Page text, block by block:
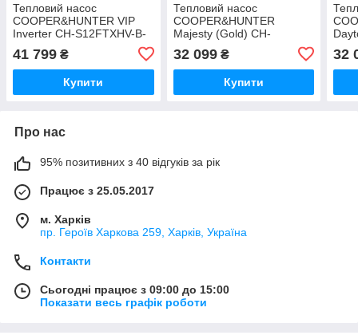
Тепловий насос
COOPER&HUNTER VIP
Inverter CH-S12FTXHV-B-
41 799 ₴
Купити
Тепловий насос
COOPER&HUNTER
Majesty (Gold) CH-
32 099₴
Купити
32
Про нас
95% позитивних з 40 відгуків за рік
Працює з 25.05.2017
м. Харків
пр. Героїв Харкова 259, Харків, Україна
Контакти
Сьогодні працює з 09:00 до 15:00
Показати весь графік роботи